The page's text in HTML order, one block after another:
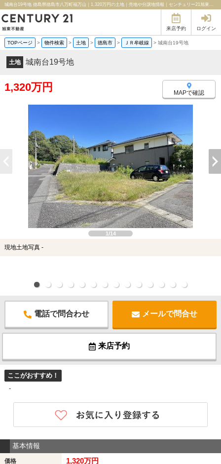
城南台19号地 徳島県徳島市八万町福万山｜1,320万円の土地｜売地や分譲地情報｜センチュリー21旭東不動産
来店予約 ログイン
TOPページ > 物件検索 > 土地 > 徳島市 > ＪＲ牟岐線 > 城南台19号地
土地 城南台19号地
1,320万円 MAPで確認
1/14
現地土地写真 -
電話で問合わせ メールで問合せ
来店予約
ここがおすすめ！
-
基本情報
価格 1,320万円